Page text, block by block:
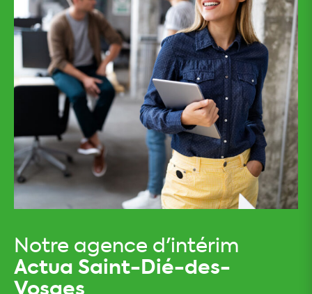
Notre agence d'intérim
Actua Saint-Dié-des-